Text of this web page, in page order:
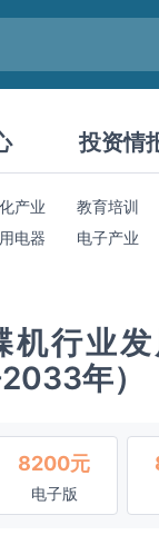
投资情
产业 教育培训
电器 电子产业
机行业
年）
8200元
电子版